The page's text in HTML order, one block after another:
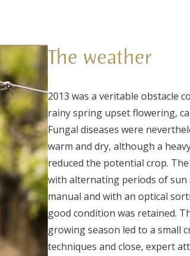
The weather
2013 was a veritable obstacle
rainy spring upset flowering,
Fungal diseases were
warm and dry, although a
reduced the potential crop.
with alternating periods of
manual and with an optical
good condition was retained.
growing season led to a small
techniques and close, expert